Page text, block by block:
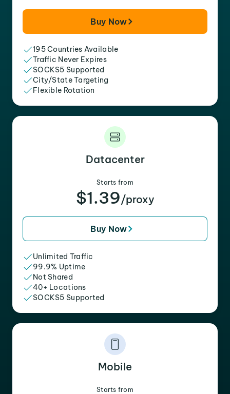
Buy Now
195 Countries Available
Traffic Never Expires
SOCKS5 Supported
City/State Targeting
Flexible Rotation
Datacenter
Starts from
$1.39/proxy
Buy Now
Unlimited Traffic
99.9% Uptime
Not Shared
40+ Locations
SOCKS5 Supported
Mobile
Starts from